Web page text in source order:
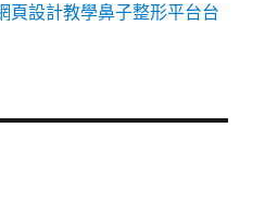
頁設計教學鼻子整形平台台